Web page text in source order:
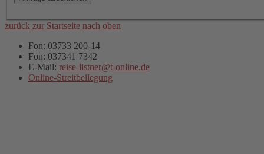
zurück zur Startseite nach oben
Fon: 03733 200-14
Fon: 037341 7342
E-Mail: reise-listner@t-online.de
Online-Streitbeilegung